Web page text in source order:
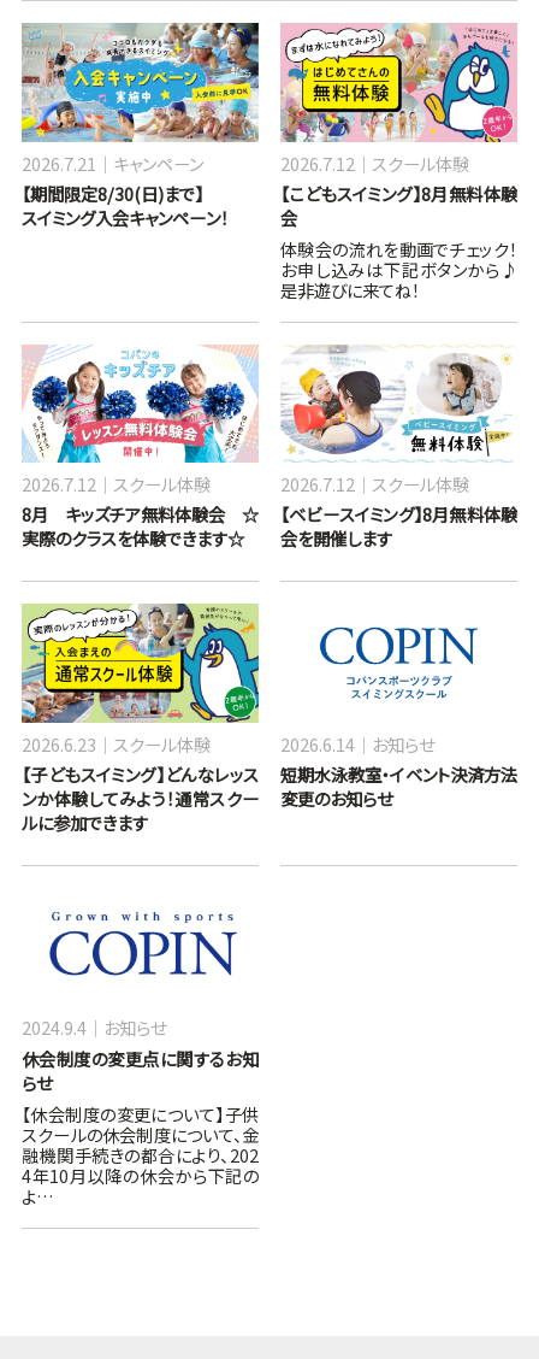
【期間限定8/30(日)まで】
スイミング入会キャンペーン！
2026.7.21
キャンペーン
【こどもスイミング】8月無料体験
会
2026.7.12 スクール体験
体験会の流れを動画でチェック！
お申し込みは下記ボタンから♪
是非遊びに来てね！
8月 キッズチア無料体験会 ☆
実際のクラスを体験できます☆
2026.7.12
スクール体験
【ベビースイミング】8月無料体験
会を開催します
2026.7.12 スクール体験
【子どもスイミング】どんなレッス
ンか体験してみよう！通常スクー
ルに参加できます
2026.6.23
スクール体験
短期水泳教室・イベント決済方法
変更のお知らせ
2026.6.14 お知らせ
休会制度の変更点に関するお知
らせ
2024.9.4 お知らせ
【休会制度の変更について】子供
スクールの休会制度について、金
融機関手続きの都合により、202
4年10月以降の休会から下記の
よ…